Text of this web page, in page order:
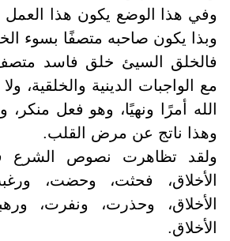
وفي هذا الوضع يكون هذا العمل
وبذا يكون صاحبه متصفًا بسوء
فالخلق السيئ خلق فاسد متصف
مع الواجبات الدينية والخلقية،
الله أمرًا ونهيًا، وهو فعل
وهذا ناتج عن مرض القلب.
ولقد تظاهرت نصوص الشرع
الأخلاق، فحثت، وحضت،
الأخلاق، وحذرت، ونفرت،
الأخلاق.